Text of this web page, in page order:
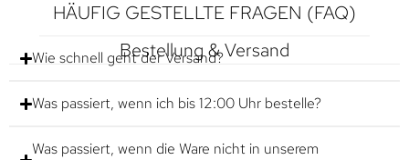
HÄUFIG GESTELLTE FRAGEN (FAQ)
Bestellung & Versand
Wie schnell geht der Versand?
Was passiert, wenn ich bis 12:00 Uhr bestelle?
Was passiert, wenn die Ware nicht in unserem